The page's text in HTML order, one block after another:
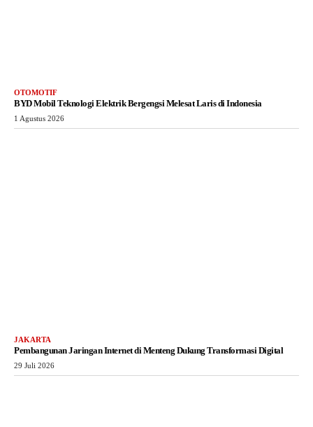
OTOMOTIF
BYD Mobil Teknologi Elektrik Bergengsi Melesat Laris di Indonesia
1 Agustus 2026
JAKARTA
Pembangunan Jaringan Internet di Menteng Dukung Transformasi Digital
29 Juli 2026